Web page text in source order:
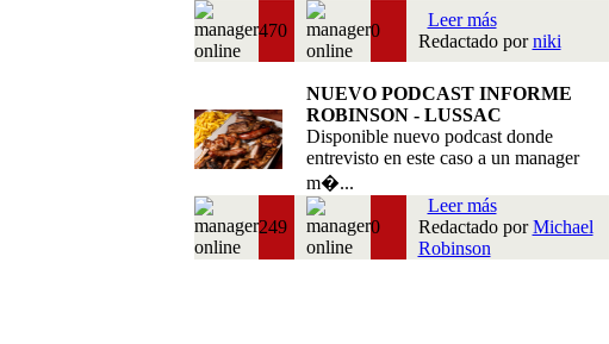
470 0
Leer más
Redactado porniki
NUEVO PODCAST INFORME
ROBINSON - LUSSAC
Disponible nuevo podcast donde
entrevisto en este caso a un manager
m�...
249 0
Leer más
Redactado porMichael
Robinson